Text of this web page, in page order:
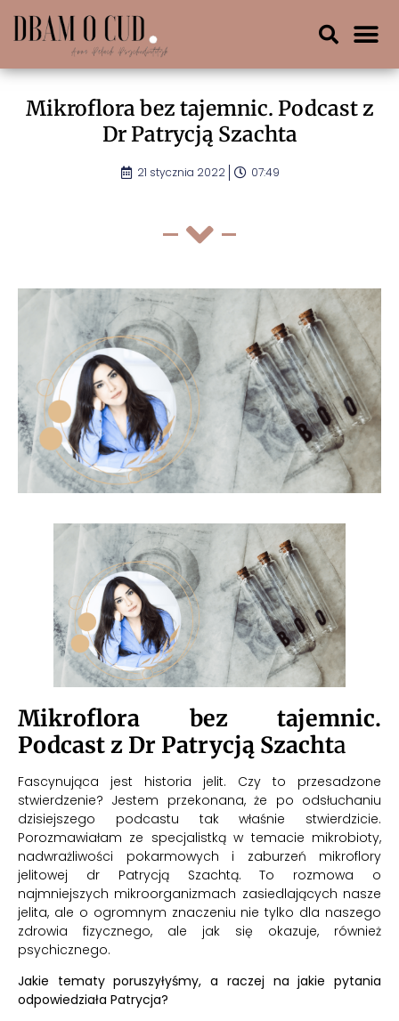
Mikroflora bez tajemnic. Podcast z
Dr Patrycją Szachta
21 stycznia 2022 07:49
Mikroflora bez tajemnic.
Podcast z Dr Patrycją Szachta
Fascynująca jest historia jelit. Czy to przesadzone
stwierdzenie? Jestem przekonana, że po odsłuchaniu
dzisiejszego podcastu tak właśnie stwierdzicie.
Porozmawiałam ze specjalistką w temacie mikrobioty,
nadwrażliwości pokarmowych i zaburzeń mikroflory
jelitowej dr Patrycją Szachtą. To rozmowa o
najmniejszych mikroorganizmach zasiedlających nasze
jelita, ale o ogromnym znaczeniu nie tylko dla naszego
zdrowia fizycznego, ale jak się okazuje, również
psychicznego.
Jakie tematy poruszyłyśmy, a raczej na jakie pytania
odpowiedziała Patrycja?